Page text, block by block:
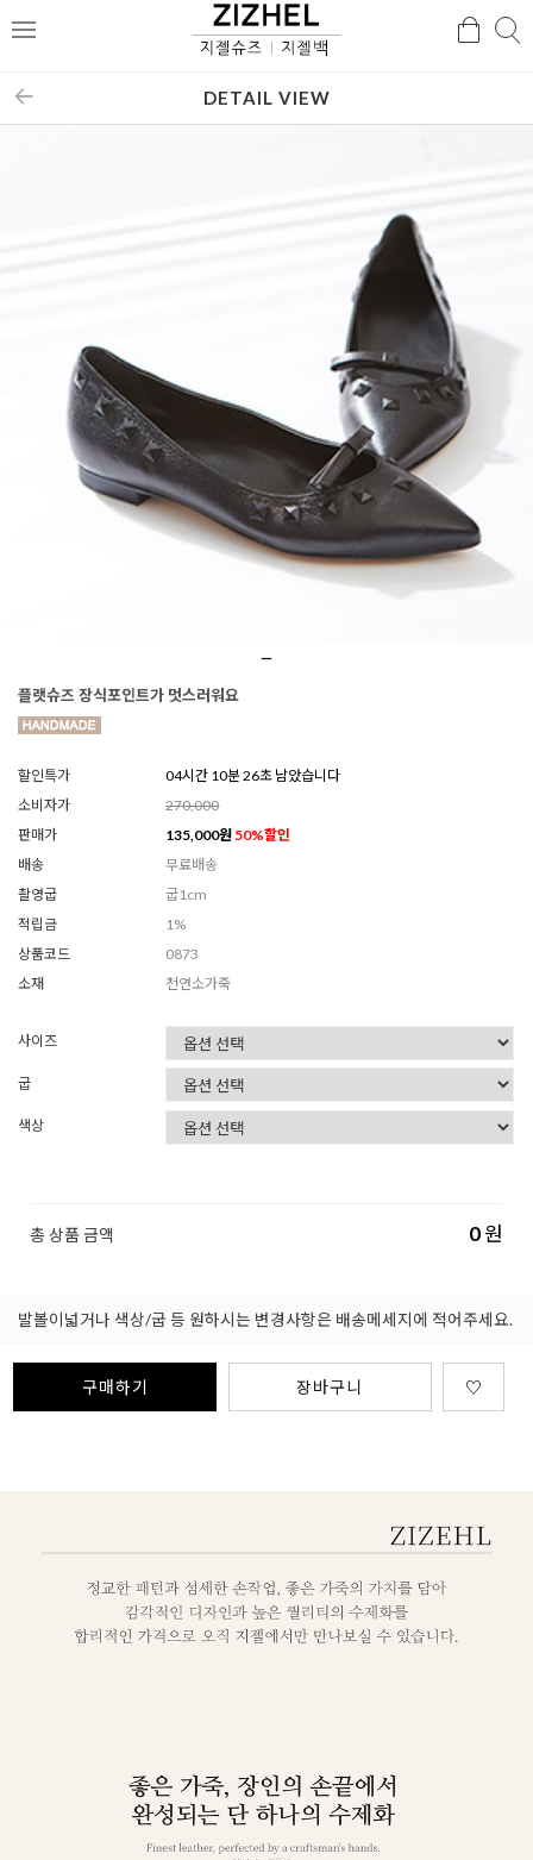
메
검
DETAIL VIEW
플랫슈즈 장식포인트가 멋스러워요
할인특가
04시간 10분 23초 남았습니다
소비자가
270,000
판매가
135,000원 50%할인
배송
무료배송
촬영굽
굽1cm
적립금
1%
상품코드
0873
소재
천연소가죽
사이즈
굽
색상
총 상품 금액 0원
발볼이넓거나 색상/굽 등 원하시는 변경사항은 배송메세지에 적어주세요.
구매하기 장바구니 ♡